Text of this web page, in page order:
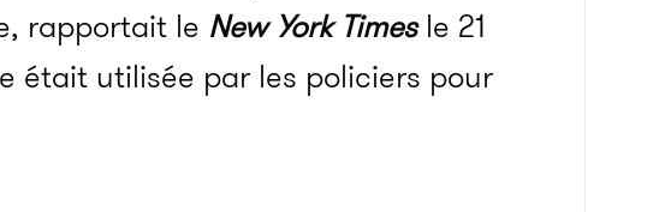
rapportait le New York Timesle 21
était utilisée par les policiers pour